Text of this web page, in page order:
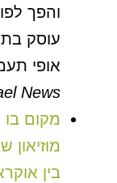
והפך
עוסק
אופי
News
מקום
בין